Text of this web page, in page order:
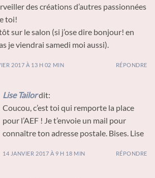
des créations d’autres passionnées
toi!
sur le salon (si j’ose dire bonjour! en
je viendrai samedi moi aussi).
2017 À 13 H 02 MIN RÉPONDRE
Lise Tailordit:
Coucou, c’est toi qui remporte la place
pour l’AEF ! Je t’envoie un mail pour
connaître ton adresse postale. Bises. Lise
14 JANVIER 2017 À 9 H 18 MIN RÉPONDRE